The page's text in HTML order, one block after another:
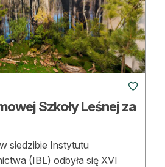
Szkoły Leśnej za
siedzibie Instytutu
(IBL) odbyła się XVI